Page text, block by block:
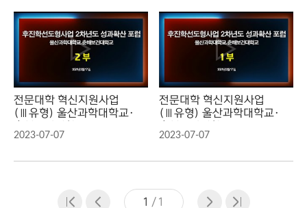
전문대학 혁신지원사업
(Ⅲ유형) 울산과학대학교·
후진학선도형사업 2차년도
2023-07-07
전문대학 혁신지원사업
(Ⅲ유형) 울산과학대학교·
후진학선도형사업 2차년도
2023-07-07
1 / 1